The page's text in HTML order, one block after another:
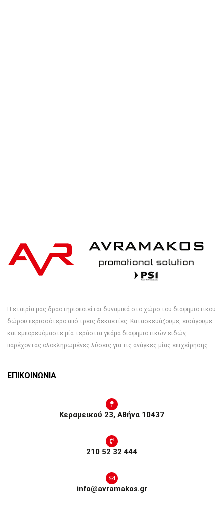
Η εταιρία μας δραστηριοποιείται δυναμικά στο χώρο του διαφημιστικού
δώρου περισσότερο από τρεις δεκαετίες. Κατασκευάζουμε, εισάγουμε
και εμπορευόμαστε μία τεράστια γκάμα διαφημιστικών ειδών,
παρέχοντας ολοκληρωμένες λύσεις για τις ανάγκες μίας επιχείρησης
ΕΠΙΚΟΙΝΩΝΙΑ
Κεραμεικού 23, Αθήνα 10437
210 52 32 444
info@avramakos.gr